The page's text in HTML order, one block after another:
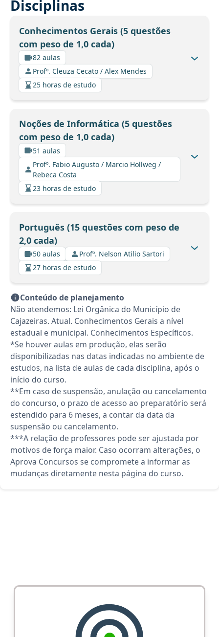
Disciplinas
Conhecimentos Gerais (5 questões
com peso de 1,0 cada)
82 aulas
Profº. Cleuza Cecato / Alex Mendes
25 horas de estudo
Noções de Informática (5 questões
com peso de 1,0 cada)
51 aulas
Profº. Fabio Augusto / Marcio Hollweg /
Rebeca Costa
23 horas de estudo
Português (15 questões com peso de
2,0 cada)
50 aulas
Profº. Nelson Atilio Sartori
27 horas de estudo
Conteúdo de planejamento
Não atendemos: Lei Orgânica do Município de
Cajazeiras. Atual. Conhecimentos Gerais a nível
estadual e municipal. Conhecimentos Específicos.
*Se houver aulas em produção, elas serão
disponibilizadas nas datas indicadas no ambiente de
estudos, na lista de aulas de cada disciplina, após o
início do curso.
**Em caso de suspensão, anulação ou cancelamento
do concurso, o prazo de acesso ao preparatório será
estendido para 6 meses, a contar da data da
suspensão ou cancelamento.
***A relação de professores pode ser ajustada por
motivos de força maior. Caso ocorram alterações, o
Aprova Concursos se compromete a informar as
mudanças diretamente nesta página do curso.